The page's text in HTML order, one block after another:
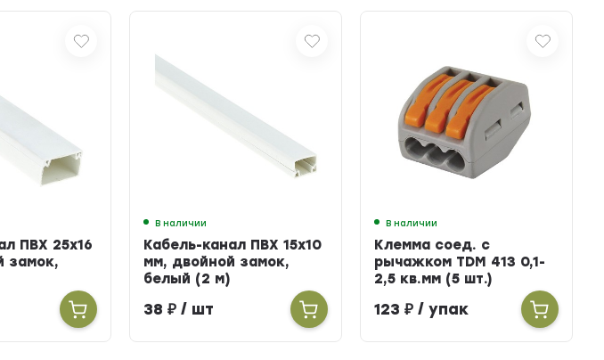
ПВХ 25х16
замок,
В наличии
Кабель-канал ПВХ 15х10
мм, двойной замок,
белый (2 м)
38₽ / шт
В наличии
Клемма соед. с
рычажком TDM 413 0,1-
2,5 кв.мм (5 шт.)
123₽ / упак